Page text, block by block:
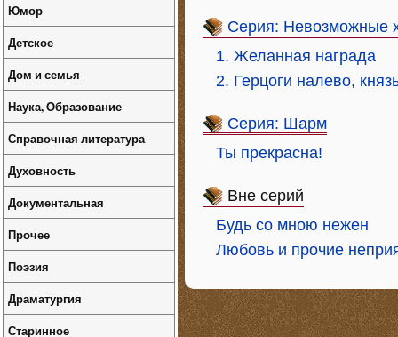
Серия: Невозможные
1. Желанная награда
2. Герцоги налево,
Серия: Шарм
Ты прекрасна!
Вне серий
Будь со мною нежен
Любовь и прочие
Юмор
Детское
Дом и семья
Наука, Образование
Справочная литература
Духовность
Документальная
Прочее
Поэзия
Драматургия
Старинное